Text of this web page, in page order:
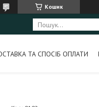
Кошик
ТА СПОСІБ ОПЛАТИ